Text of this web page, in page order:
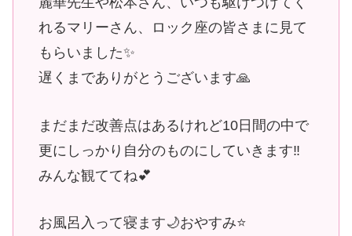
れるマリーさん、ロック座の皆さまに見て
もらいました✨
遅くまでありがとうございます🙏
まだまだ改善点はあるけれど10日間の中で
更にしっかり自分のものにしていきます‼️
みんな観ててね💕
お風呂入って寝ます🌙おやすみ⭐